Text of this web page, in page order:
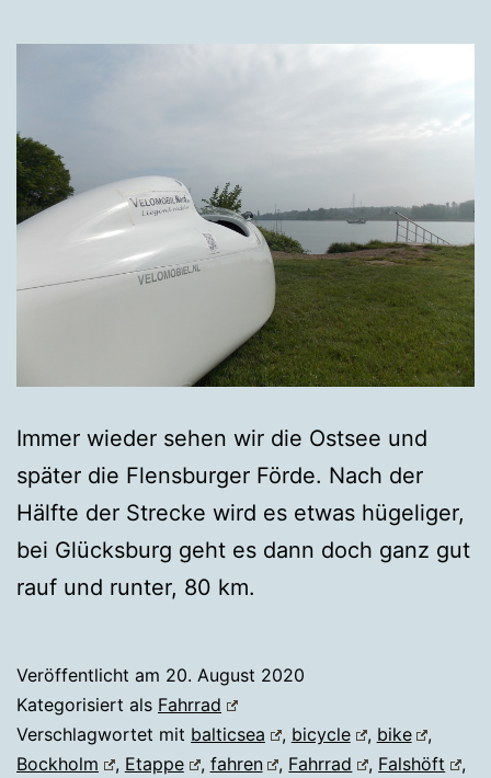
Immer wieder sehen wir die Ostsee und
später die Flensburger Förde. Nach der
Hälfte der Strecke wird es etwas hügeliger,
bei Glücksburg geht es dann doch ganz gut
rauf und runter, 80 km.
Veröffentlicht am 20. August 2020
Kategorisiert als Fahrrad
Verschlagwortet mit balticsea , bicycle , bike
,
Bockholm
, Etappe , fahren , Fahrrad , Falshöft
,